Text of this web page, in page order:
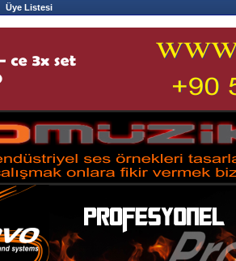
Üye Listesi